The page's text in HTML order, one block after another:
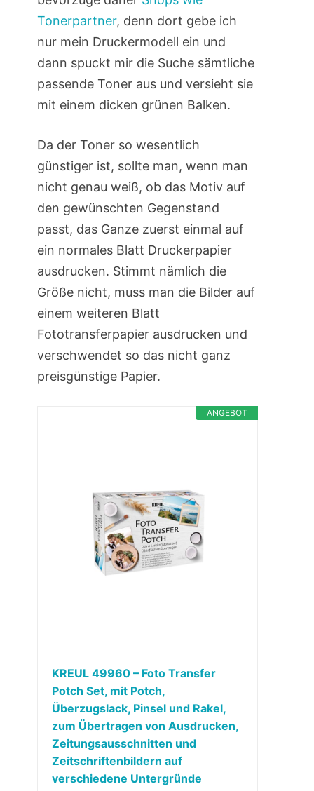
Tonerpartner, denn dort gebe ich
nur mein Druckermodell ein und
dann spuckt mir die Suche sämtliche
passende Toner aus und versieht sie
mit einem dicken grünen Balken.
Da der Toner so wesentlich
günstiger ist, sollte man, wenn man
nicht genau weiß, ob das Motiv auf
den gewünschten Gegenstand
passt, das Ganze zuerst einmal auf
ein normales Blatt Druckerpapier
ausdrucken. Stimmt nämlich die
Größe nicht, muss man die Bilder auf
einem weiteren Blatt
Fototransferpapier ausdrucken und
verschwendet so das nicht ganz
preisgünstige Papier.
ANGEBOT
KREUL 49960 – Foto Transfer
Potch Set, mit Potch,
Überzugslack, Pinsel und Rakel,
zum Übertragen von Ausdrucken,
Zeitungsausschnitten und
Zeitschriftenbildern auf
verschiedene Untergründe